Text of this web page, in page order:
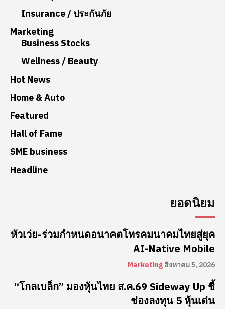
Insurance / ประกันภัย
Marketing
Business Stocks
Wellness / Beauty
Hot News
Home & Auto
Featured
Hall of Fame
SME business
Headline
ยอดนิยม
หัวเว่ย-ร่วมกำหนดอนาคตโทรคมนาคมไทยสู่ยุค
AI-Native Mobile
Marketingสิงหาคม 5, 2026
“โกลเบล็ก” มองหุ้นไทย ส.ค.69 Sideway Up ชี้
ช่องลงทุน 5 หุ้นเด่น